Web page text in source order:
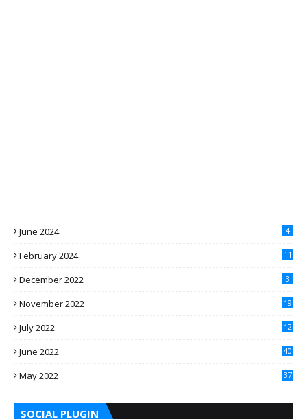
June 2024 4
February 2024 11
December 2022 3
November 2022 19
July 2022 12
June 2022 40
May 2022 37
SOCIAL PLUGIN